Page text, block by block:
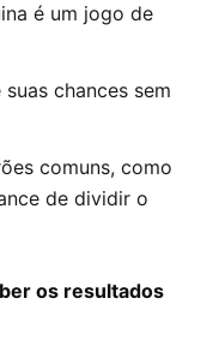
é um jogo de
suas chances sem
comuns, como
de dividir o
os resultados